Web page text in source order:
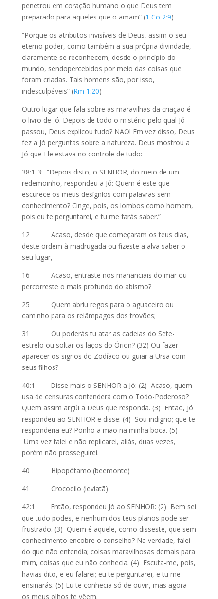
penetrou em coração humano o que Deus tem
preparado para aqueles que o amam” (1 Co 2:9).
“Porque os atributos invisíveis de Deus, assim o seu
eterno poder, como também a sua própria divindade,
claramente se reconhecem, desde o princípio do
mundo, sendopercebidos por meio das coisas que
foram criadas. Tais homens são, por isso,
indesculpáveis” (Rm 1:20)
Outro lugar que fala sobre as maravilhas da criação é
o livro de Jó. Depois de todo o mistério pelo qual Jó
passou, Deus explicou tudo? NÃO! Em vez disso, Deus
fez a Jó perguntas sobre a natureza. Deus mostrou a
Jó que Ele estava no controle de tudo:
38:1-3: “Depois disto, o SENHOR, do meio de um
redemoinho, respondeu a Jó: Quem é este que
escurece os meus desígnios com palavras sem
conhecimento? Cinge, pois, os lombos como homem,
pois eu te perguntarei, e tu me farás saber.”
12 Acaso, desde que começaram os teus dias,
deste ordem à madrugada ou fizeste a alva saber o
seu lugar,
16 Acaso, entraste nos mananciais do mar ou
percorreste o mais profundo do abismo?
25 Quem abriu regos para o aguaceiro ou
caminho para os relâmpagos dos trovões;
31 Ou poderás tu atar as cadeias do Sete-
estrelo ou soltar os laços do Órion? (32) Ou fazer
aparecer os signos do Zodíaco ou guiar a Ursa com
seus filhos?
40:1 Disse mais o SENHOR a Jó: (2) Acaso, quem
usa de censuras contenderá com o Todo-Poderoso?
Quem assim argúi a Deus que responda. (3) Então, Jó
respondeu ao SENHOR e disse: (4) Sou indigno; que te
responderia eu? Ponho a mão na minha boca. (5)
Uma vez falei e não replicarei, aliás, duas vezes,
porém não prosseguirei.
40 Hipopótamo (beemonte)
41 Crocodilo (leviatã)
42:1 Então, respondeu Jó ao SENHOR: (2) Bem sei
que tudo podes, e nenhum dos teus planos pode ser
frustrado. (3) Quem é aquele, como disseste, que sem
conhecimento encobre o conselho? Na verdade, falei
do que não entendia; coisas maravilhosas demais para
mim, coisas que eu não conhecia. (4) Escuta-me, pois,
havias dito, e eu falarei; eu te perguntarei, e tu me
ensinarás. (5) Eu te conhecia só de ouvir, mas agora
os meus olhos te vêem.